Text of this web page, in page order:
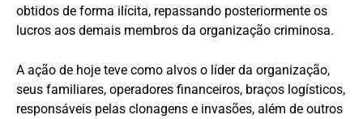
obtidos de forma ilícita, repassando posteriormente os
lucros aos demais membros da organização criminosa.
A ação de hoje teve como alvos o líder da organização,
seus familiares, operadores financeiros, braços logísticos,
responsáveis pelas clonagens e invasões, além de outros